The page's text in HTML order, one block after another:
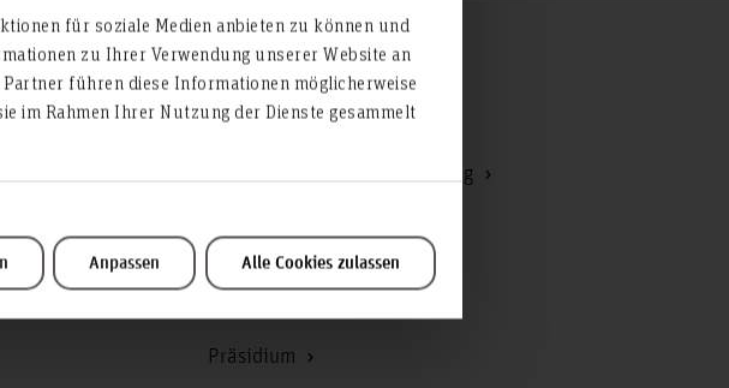
für soziale Medien anbieten zu können und
zu Ihrer Verwendung unserer Website an
führen diese Informationen möglicherweise
im Rahmen Ihrer Nutzung der Dienste gesammelt
Anpassen Alle Cookies zulassen
Hochschulrat
Kommunikation und Marketing
Personal
Präsidium